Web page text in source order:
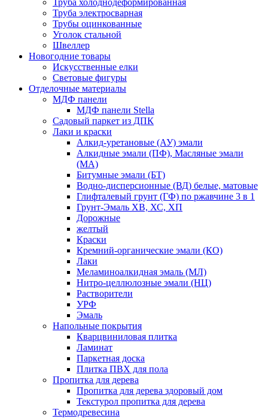
Труба холоднодеформированная
Труба электросварная
Трубы оцинкованные
Уголок стальной
Швеллер
Новогодние товары
Искусственные елки
Световые фигуры
Отделочные материалы
МДФ панели
МДФ панели Stella
Садовый паркет из ДПК
Лаки и краски
Алкид-уретановые (АУ) эмали
Алкидные эмали (ПФ), Масляные эмали
(МА)
Битумные эмали (БТ)
Водно-дисперсионные (ВД) белые, матовые
Глифталевый грунт (ГФ) по ржавчине 3 в 1
Грунт-Эмаль ХВ, ХС, ХП
Дорожные
желтый
Краски
Кремний-органические эмали (КО)
Лаки
Меламиноалкидная эмаль (МЛ)
Нитро-целлюлозные эмали (НЦ)
Растворители
УРФ
Эмаль
Напольные покрытия
Кварцвиниловая плитка
Ламинат
Паркетная доска
Плитка ПВХ для пола
Пропитка для дерева
Пропитка для дерева здоровый дом
Текстурол пропитка для дерева
Термодревесина